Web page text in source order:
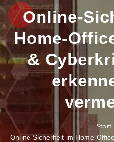
s
r
i
n
g
Online-
Home-
&
Start
Online-Sicherheit im Home-